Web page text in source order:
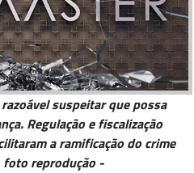
suspeitar que possa
Regulação e fiscalização
a ramificação do crime
foto reprodução -